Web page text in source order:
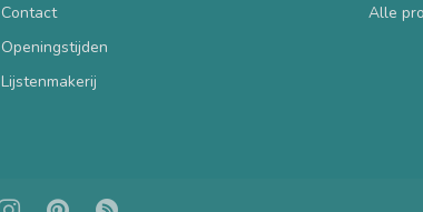
Contact
Openingstijden
Lijstenmakerij
Alle